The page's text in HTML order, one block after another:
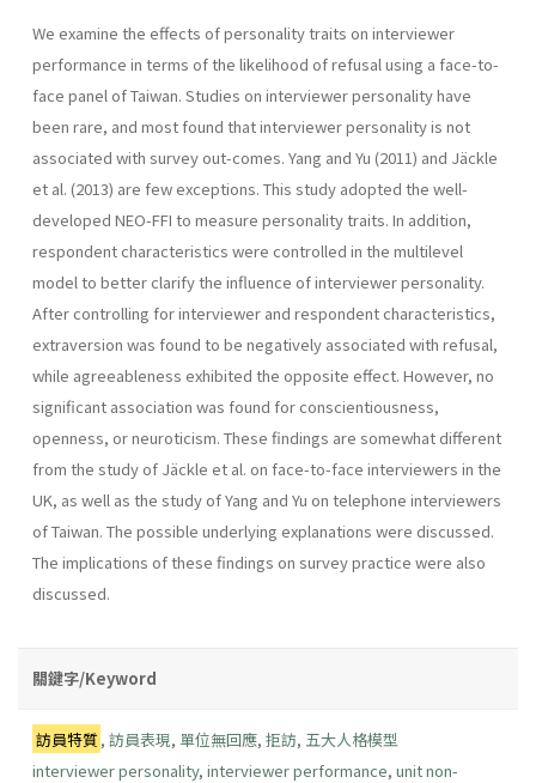
We examine the effects of personality traits on interviewer
performance in terms of the likelihood of refusal using a face-to-
face panel of Taiwan. Studies on interviewer personality have
been rare, and most found that interviewer personality is not
associated with survey out-comes. Yang and Yu (2011) and Jäckle
et al. (2013) are few exceptions. This study adopted the well-
developed NEO-FFI to measure personality traits. In addition,
respondent characteristics were controlled in the multilevel
model to better clarify the influence of interviewer personality.
After controlling for interviewer and respondent characteristics,
extraversion was found to be negatively associated with refusal,
while agreeableness exhibited the opposite effect. However, no
significant association was found for conscientiousness,
openness, or neuroticism. These findings are somewhat different
from the study of Jäckle et al. on face-to-face interviewers in the
UK, as well as the study of Yang and Yu on telephone interviewers
of Taiwan. The possible underlying explanations were discussed.
The implications of these findings on survey practice were also
discussed.
關鍵字/Keyword
訪員特質 ,訪員表現,單位無回應,拒訪, 五大人格模型
interviewer personality, interviewer performance, unit non-